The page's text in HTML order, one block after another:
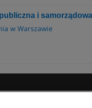
i samorządowa
w Warszawie